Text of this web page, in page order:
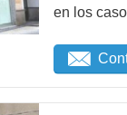
en los